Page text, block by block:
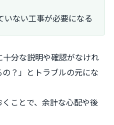
いない工事が必要になる
分な説明や確認がなけれ
？」とトラブルの元にな
ことで、余計な心配や後